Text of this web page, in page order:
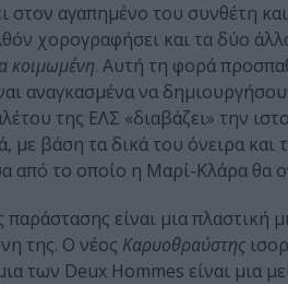
στον αγαπημένο του συνθέτη
χορογραφήσει και τα δύο
κοιμωμένη. Αυτή τη φορά
αναγκασμένα να
της ΕΛΣ «διαβάζει» την
με βάση τα δικά του όνειρα
από το οποίο η Μαρί-Κλάρα θα
παράστασης είναι μια
της. Ο νέος Καρυοθραύστης
των Deux Hommes είναι μια